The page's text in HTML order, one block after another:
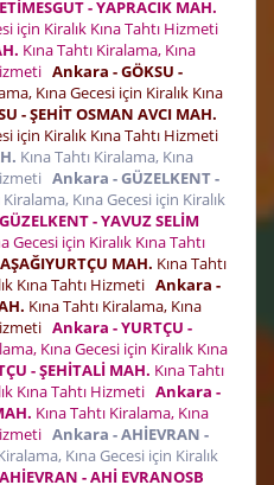
- YAPRACIK MAH.
için Kiralık Kına Tahtı Hizmeti
Kına Tahtı Kiralama, Kına
Ankara - GÖKSU -
Kına Gecesi için Kiralık Kına
- ŞEHİT OSMAN AVCI MAH.
için Kiralık Kına Tahtı Hizmeti
Kına Tahtı Kiralama, Kına
Ankara - GÜZELKENT -
Kiralama, Kına Gecesi için Kiralık
- YAVUZ SELİM
Gecesi için Kiralık Kına Tahtı
MAH. Kına Tahtı
Kına Tahtı Hizmeti Ankara -
Kına Tahtı Kiralama, Kına
Ankara - YURTÇU -
Kına Gecesi için Kiralık Kına
- ŞEHİTALİ MAH. Kına Tahtı
Kına Tahtı Hizmeti Ankara -
Kına Tahtı Kiralama, Kına
Ankara - AHİEVRAN -
Kına Gecesi için Kiralık
- AHİ EVRANOSB